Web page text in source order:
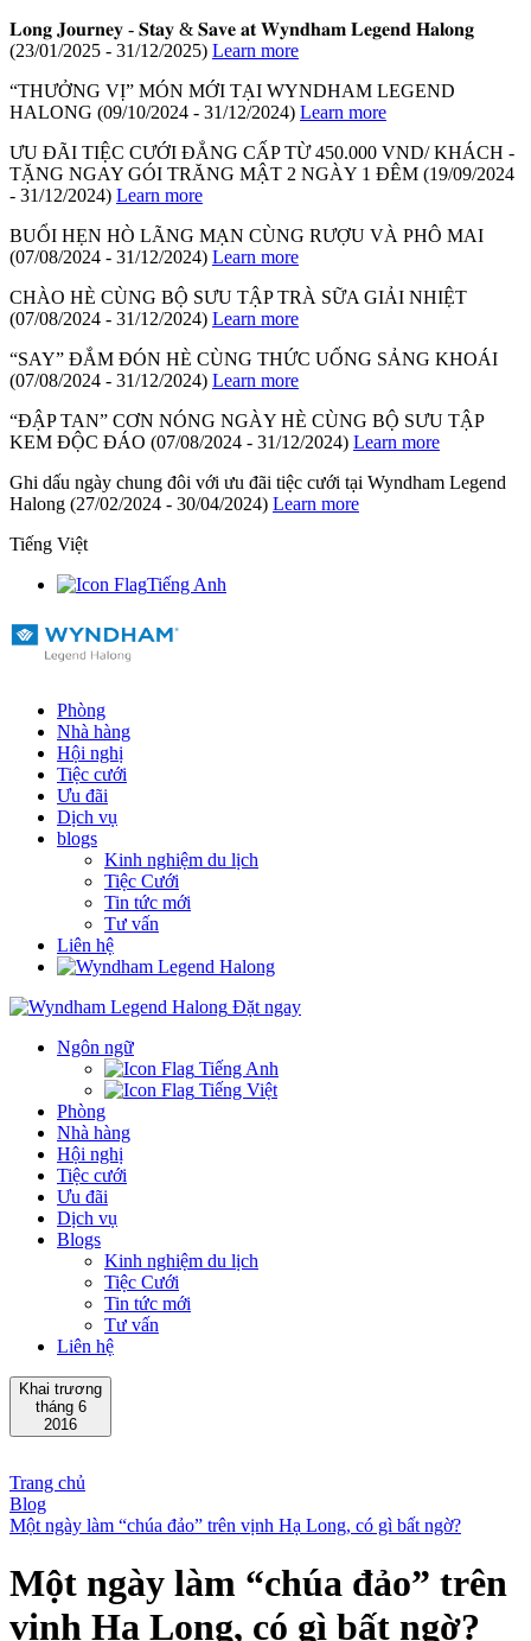
𝐋𝐨𝐧𝐠 𝐉𝐨𝐮𝐫𝐧𝐞𝐲 - 𝐒𝐭𝐚𝐲 & 𝐒𝐚𝐯𝐞 𝐚𝐭 𝐖𝐲𝐧𝐝𝐡𝐚𝐦 𝐋𝐞𝐠𝐞𝐧𝐝 𝐇𝐚𝐥𝐨𝐧𝐠
(23/01/2025 - 31/12/2025) Learn more
“THƯỞNG VỊ” MÓN MỚI TẠI WYNDHAM LEGEND
HALONG (09/10/2024 - 31/12/2024) Learn more
ƯU ĐÃI TIỆC CƯỚI ĐẲNG CẤP TỪ 450.000 VND/ KHÁCH -
TẶNG NGAY GÓI TRĂNG MẬT 2 NGÀY 1 ĐÊM (19/09/2024
- 31/12/2024) Learn more
BUỔI HẸN HÒ LÃNG MẠN CÙNG RƯỢU VÀ PHÔ MAI
(07/08/2024 - 31/12/2024) Learn more
CHÀO HÈ CÙNG BỘ SƯU TẬP TRÀ SỮA GIẢI NHIỆT
(07/08/2024 - 31/12/2024) Learn more
“SAY” ĐẮM ĐÓN HÈ CÙNG THỨC UỐNG SẢNG KHOÁI
(07/08/2024 - 31/12/2024) Learn more
“ĐẬP TAN” CƠN NÓNG NGÀY HÈ CÙNG BỘ SƯU TẬP
KEM ĐỘC ĐÁO (07/08/2024 - 31/12/2024) Learn more
Ghi dấu ngày chung đôi với ưu đãi tiệc cưới tại Wyndham Legend
Halong (27/02/2024 - 30/04/2024) Learn more
Tiếng Việt
Tiếng Anh
Phòng
Nhà hàng
Hội nghị
Tiệc cưới
Ưu đãi
Dịch vụ
blogs
Kinh nghiệm du lịch
Tiệc Cưới
Tin tức mới
Tư vấn
Liên hệ
Đặt ngay
Ngôn ngữ
Tiếng Anh
Tiếng Việt
Phòng
Nhà hàng
Hội nghị
Tiệc cưới
Ưu đãi
Dịch vụ
Blogs
Kinh nghiệm du lịch
Tiệc Cưới
Tin tức mới
Tư vấn
Liên hệ
Khai trương
tháng 6
2016
Trang chủ
Blog
Một ngày làm “chúa đảo” trên vịnh Hạ Long, có gì bất ngờ?
Một ngày làm “chúa đảo” trên
vịnh Hạ Long, có gì bất ngờ?